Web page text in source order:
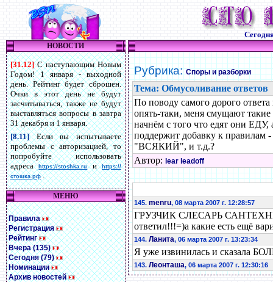
НОВОСТИ
[31.12]С наступающим Новым
Годом! 1 января - выходной
день. Рейтинг будет сброшен.
Очки в этот день не будут
засчитываться, также не будут
выставляться вопросы в завтра
31 декабря и 1 января.
[8.11]Если вы испытываете
проблемы с авторизацией, то
попробуйте использовать
адресаhttps://stoshka.ruиhttps://
стошка.рф.
МЕНЮ
Правила
Регистрация
Рейтинг
Вчера (135)
Сегодня (79)
Номинации
Архив новостей
Рубрика:Споры и разборки
Тема: Обмусоливание ответов
По поводу самого дорого
опять-таки, меня смущают
начнём с того что едят они
поддержит добавку к
"ВСЯКИЙ", и т.д.?
Автор: lear leadoff
145. menru, 08 марта 2007 г. 12:28:57
ГРУЗЧИК СЛЕСАРЬ
ответил!!!=)а какие есть ещё
144. Ланита, 06 марта 2007 г. 13:23:34
Я уже извинилась и сказала
143. Леонташа, 06 марта 2007 г. 12:30:16